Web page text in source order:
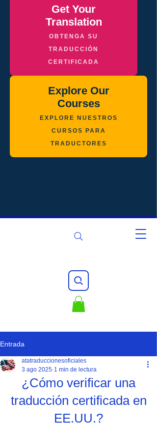
Get Your
Translation
OBTENGA SU
TRADUCCIÓN
CERTIFICADA
Explore Our
Courses
EXPLORE NUESTROS
CURSOS PARA
TRADUCTORES
Entrada
¿Cómo verificar una
traducción certificada en
EE.UU.?
atatraduccionesoficiales
3 ago 2025 1 min de lectura